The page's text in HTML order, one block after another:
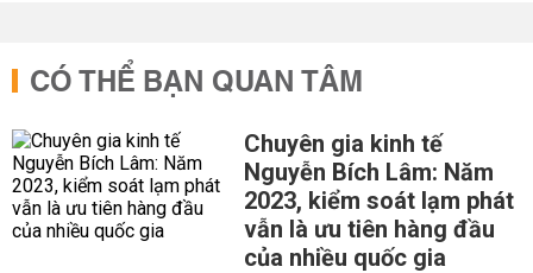
CÓ THỂ BẠN QUAN TÂM
Chuyên gia kinh tế
Nguyễn Bích Lâm: Năm
2023, kiểm soát lạm phát
vẫn là ưu tiên hàng đầu
của nhiều quốc gia